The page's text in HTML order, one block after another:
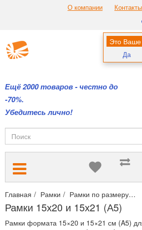
О компании Контакты
Это
Да
Ещё 2000 товаров - честно до
-70%.
Убедитесь лично!
Главная Рамки Рамки по размеру
Рамки 15х20 и 15х21 (А5)
Рамки формата 15×20 и 15×21 см (A5)